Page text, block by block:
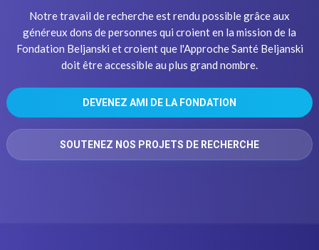
Notre travail de recherche est rendu possible grâce aux
généreux dons de personnes qui croient en la mission de la
Fondation Beljanski et croient que l'Approche Santé Beljanski
doit être accessible au plus grand nombre.
DEVENEZ AMI DE LA FONDATION
SOUTENEZ NOS PROJETS DE RECHERCHE